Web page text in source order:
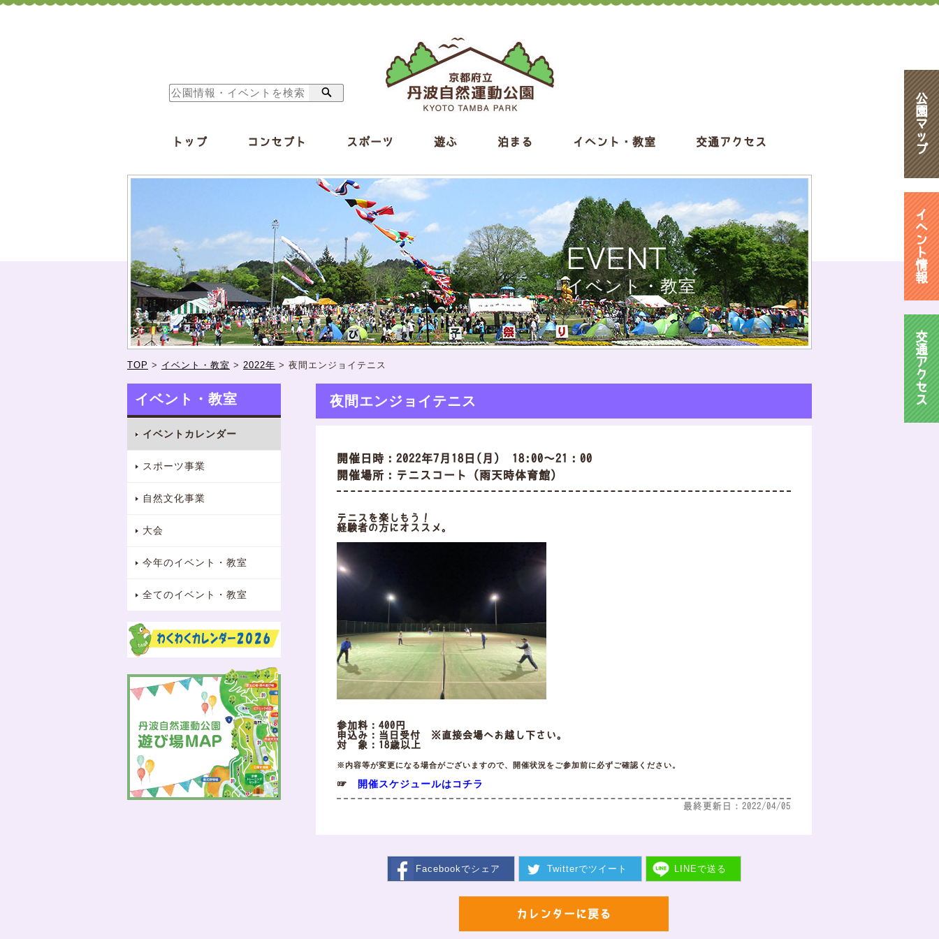
トップ コンセプト スポーツ 遊ぶ 泊まる イベント・教室 交通アクセス
公
園
マ
ッ
プ
イ
ベ
ン
ト
情
報
交
通
ア
ク
セ
ス
EVENT
イベント・教室
TOP > イベント・教室 > 2022年 > 夜間エンジョイテニス
イベント・教室
イベントカレンダー
スポーツ事業
自然文化事業
大会
今年のイベント・教室
全てのイベント・教室
夜間エンジョイテニス
開催日時：2022年7月18日(月) 18:00～21：00
開催場所：テニスコート（雨天時体育館）
テニスを楽しもう！
経験者の方にオススメ。
参加料：400円
申込み：当日受付 ※直接会場へお越し下さい。
対 象：18歳以上
※内容等が変更になる場合がございますので、開催状況をご参加前に必ずご確認ください。
☞ 開催スケジュールはコチラ
最終更新日：2022/04/05
Facebookでシェア Twitterでツイート LINEで送る
カレンダーに戻る